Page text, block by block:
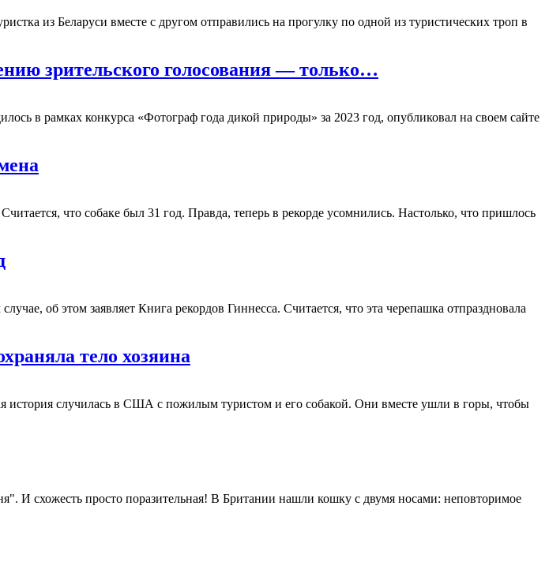
из Беларуси вместе с другом отправились на прогулку по одной из туристических троп в
зрительского голосования — только…
в рамках конкурса «Фотограф года дикой природы» за 2023 год, опубликовал на своем сайте
что собаке был 31 год. Правда, теперь в рекорде усомнились. Настолько, что пришлось
об этом заявляет Книга рекордов Гиннесса. Считается, что эта черепашка отпраздновала
тело хозяина
история случилась в США с пожилым туристом и его собакой. Они вместе ушли в горы, чтобы
И схожесть просто поразительная! В Британии нашли кошку с двумя носами: неповторимое